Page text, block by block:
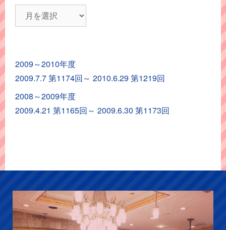
ポ
ア
ー
カ
イ
2009～2010年度
2009.7.7 第1174回～ 2010.6.29 第1219回
2008～2009年度
2009.4.21 第1165回～ 2009.6.30 第1173回